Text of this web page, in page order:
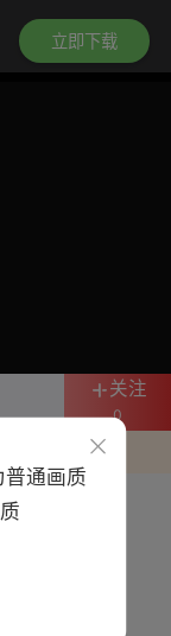
立即下载
关注
0
理
通画质